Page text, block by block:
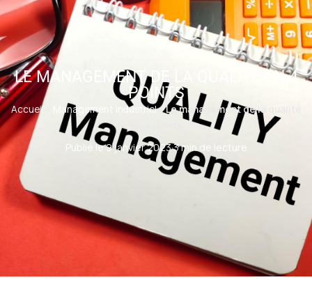
LE MANAGEMENT DE LA QUALITÉ EN 4
POINTS
Accueil Management industriel»Le management de la qualité
Publié le 9 janvier 2023·3 min de lecture